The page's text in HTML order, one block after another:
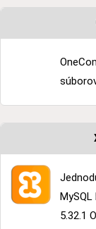
MySQL
5.32.1